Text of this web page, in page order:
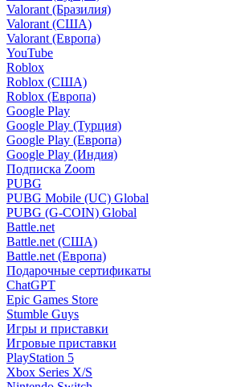
Valorant (Бразилия)
Valorant (США)
Valorant (Европа)
YouTube
Roblox
Roblox (США)
Roblox (Европа)
Google Play
Google Play (Турция)
Google Play (Европа)
Google Play (Индия)
Подписка Zoom
PUBG
PUBG Mobile (UC) Global
PUBG (G-COIN) Global
Battle.net
Battle.net (США)
Battle.net (Европа)
Подарочные сертификаты
ChatGPT
Epic Games Store
Stumble Guys
Игры и приставки
Игровые приставки
PlayStation 5
Xbox Series X/S